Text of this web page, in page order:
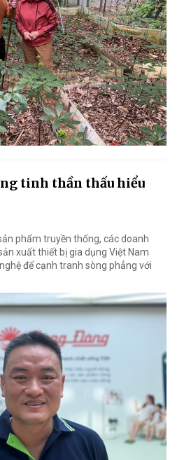
tinh thần thấu hiểu
phẩm truyền thống, các doanh
xuất thiết bị gia dụng Việt Nam
để cạnh tranh sòng phẳng với